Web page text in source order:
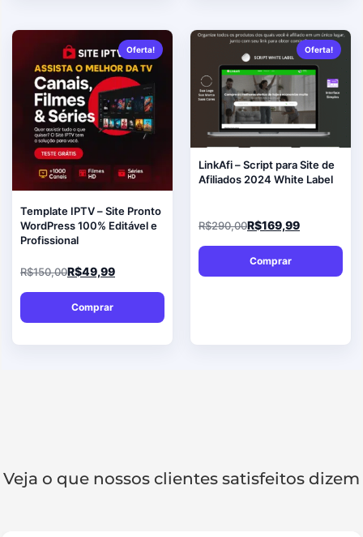
Oferta!
Template IPTV – Site Pronto
WordPress 100% Editável e
Profissional
R$150,00R$49,99
Comprar
Oferta!
LinkAfi – Script para Site de
Afiliados 2024 White Label
R$290,00R$169,99
Comprar
Veja o que nossos clientes satisfeitos dizem​